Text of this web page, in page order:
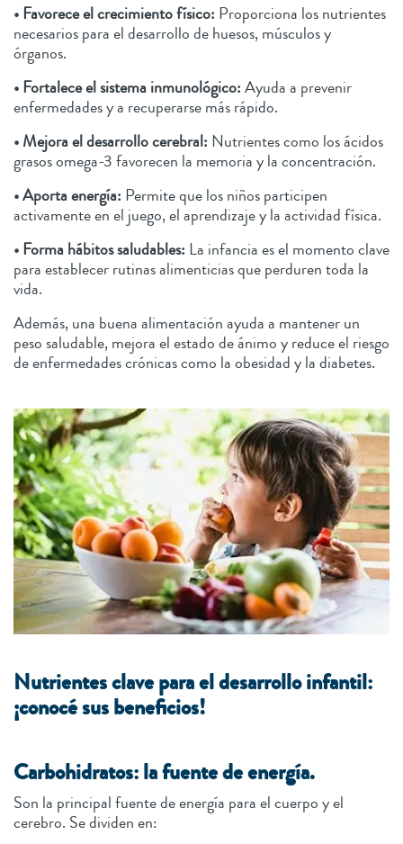
• Favorece el crecimiento físico: Proporciona los nutrientes
necesarios para el desarrollo de huesos, músculos y
órganos.
• Fortalece el sistema inmunológico:Ayuda a prevenir
enfermedades y a recuperarse más rápido.
• Mejora el desarrollo cerebral: Nutrientes como los ácidos
grasos omega-3 favorecen la memoria y la concentración.
• Aporta energía: Permite que los niños participen
activamente en el juego, el aprendizaje y la actividad física.
• Forma hábitos saludables: La infancia es el momento clave
para establecer rutinas alimenticias que perduren toda la
vida.
Además, una buena alimentación ayuda a mantener un
peso saludable, mejora el estado de ánimo y reduce el riesgo
de enfermedades crónicas como la obesidad y la diabetes.
Nutrientes clave para el desarrollo infantil:
¡conocé sus beneficios!
Carbohidratos: la fuente de energía.
Son la principal fuente de energía para el cuerpo y el
cerebro. Se dividen en: